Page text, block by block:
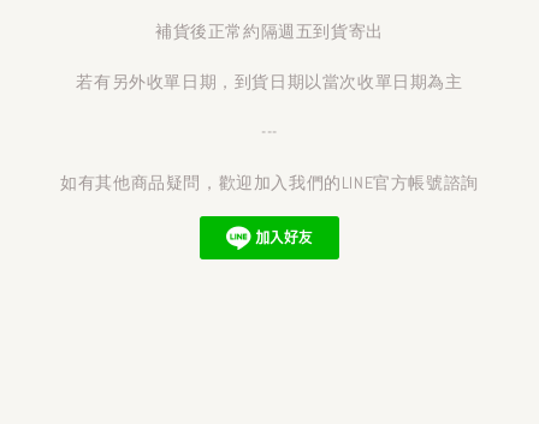
補貨後正常約隔週五到貨寄出
若有另外收單日期，到貨日期以當次收單日期為主
---
如有其他商品疑問，歡迎加入我們的LINE官方帳號諮詢